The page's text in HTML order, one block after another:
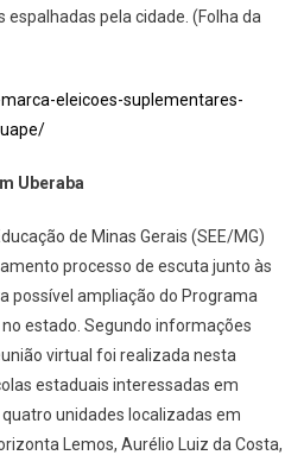
espalhadas pela cidade. (Folha da
eleicoes-suplementares-
Uberaba
de Minas Gerais (SEE/MG)
processo de escuta junto às
possível ampliação do Programa
estado. Segundo informações
virtual foi realizada nesta
estaduais interessadas em
unidades localizadas em
Lemos, Aurélio Luiz da Costa,